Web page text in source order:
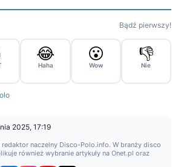
Bądź pierwszy!
😂
Haha
😮
Wow
👎
Nie
2025, 17:19
redaktor naczelny Disco-Polo.info. W branży disco
również wybranie artykuły na Onet.pl oraz